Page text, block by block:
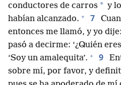
conductores de carros * y
habían alcanzado. + 7
entonces me llamó, y yo dije:
pasó a decirme: ‘¿Quién
‘Soy un amalequita’. + 9
sobre mí, por favor, y